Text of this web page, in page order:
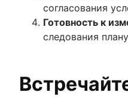
согласования
Готовность к
следования